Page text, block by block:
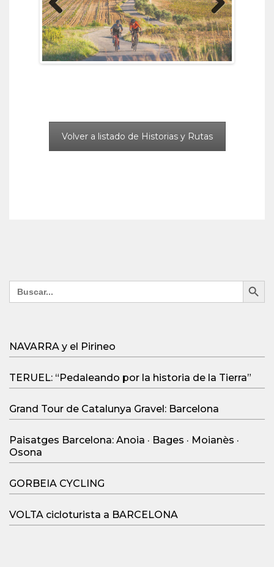
Previous Next
Volver a listado de Historias y Rutas
Search
for:
Search Button
NAVARRA y el Pirineo
TERUEL: “Pedaleando por la historia de la Tierra”
Grand Tour de Catalunya Gravel: Barcelona
Paisatges Barcelona: Anoia · Bages · Moianès ·
Osona
GORBEIA CYCLING
VOLTA cicloturista a BARCELONA